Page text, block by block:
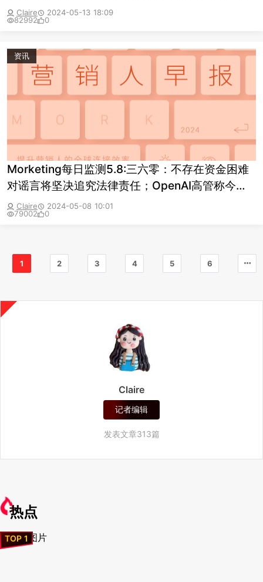
小米与京东全面深化战略合作
Claire
2024-05-13 18:09
82992
0
资讯
Morketing每日监测5.8:三六零：不存在资金困难
对谣言将坚决追究法律责任；OpenAI高管称今天
的GPT将很快显得可笑
Claire
2024-05-08 10:01
79002
0
1 2 3 4 5 6
Claire
记者编辑
发表文章313篇
热点